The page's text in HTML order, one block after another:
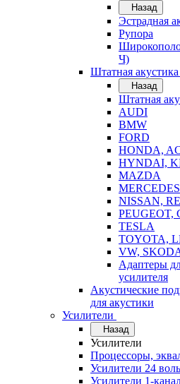
Назад
Эстрадная
Рупора
Ч)
Штатная
Назад
Штатная
AUDI
BMW
FORD
HONDA,
HYNDAI,
MAZDA
MERCEDES
NISSAN,
PEUGEOT,
TESLA
TOYOTA,
VW,
Адаптеры
усилителя
Акустические
для акустики
Усилители
Назад
Усилители
Процессоры,
Усилители 24
Усилители 1-